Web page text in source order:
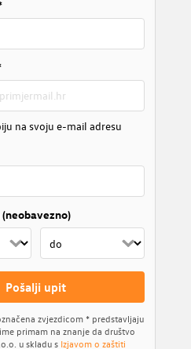
na svoju e-mail adresu
Pošalji upit
zvjezdicom * predstavljaju
primam na znanje da društvo
u skladu s Izjavom o zaštiti